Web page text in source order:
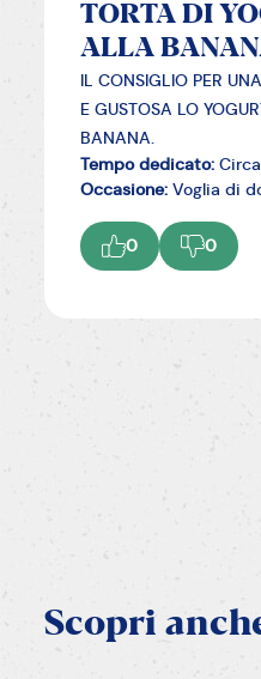
TORTA DI
ALLA
IL CONSIGLIO PER
E GUSTOSA LO
BANANA.
Tempo dedicato:
Occasione: Voglia di
0 0
Scopri